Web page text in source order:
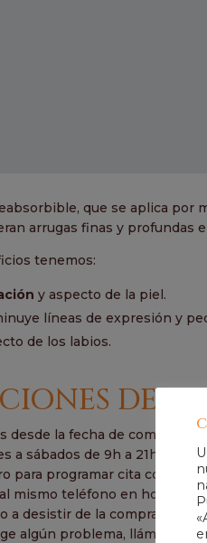
que se aplica por
arrugas finas y profundas
tenemos:
y aspecto de la piel.
líneas de expresión y
de los labios.
DE
desde la fecha de compra.
a sábados de 9h a 21h.
para programar cita con la
mismo teléfono en horario
a desistir de la compra de tu
algún problema, llámanos e